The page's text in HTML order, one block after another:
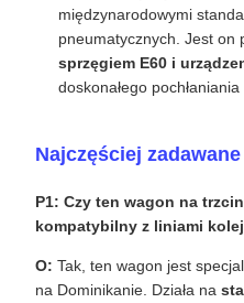
międzynarodowymi
pneumatycznych. Jest on
sprzęgiem E60 i
doskonałego pochłaniania
Najczęściej
P1: Czy ten wagon na
kompatybilny z liniami
O: Tak, ten wagon jest
na Dominikanie. Działa na